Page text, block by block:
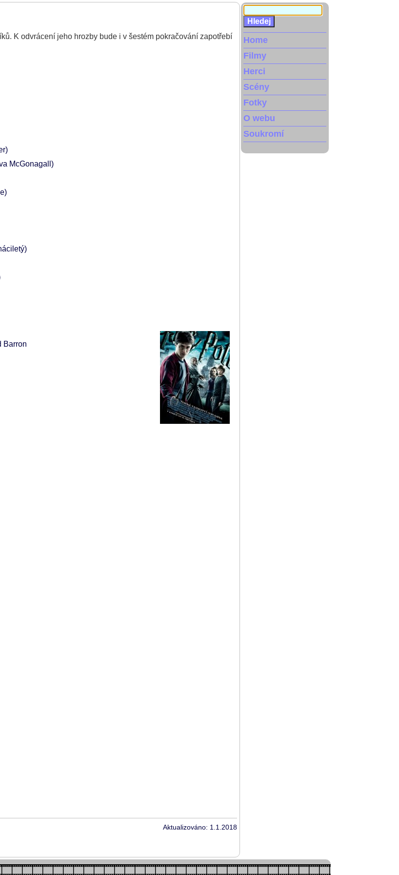
K odvrácení jeho hrozby bude i v šestém pokračování zapotřebí
McGonagall)
Barron
Aktualizováno: 1.1.2018
Home
Filmy
Herci
Scény
Fotky
O webu
Soukromí